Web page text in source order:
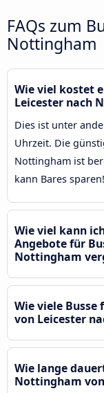
FAQs zum
Nottingham
Wie viel kostet
Leicester nach
Dies ist unter
Uhrzeit. Die
Nottingham ist
kann Bares sparen!
Wie viel kann
Angebote für
Nottingham
Wie viele Busse
von Leicester
Wie lange
Nottingham